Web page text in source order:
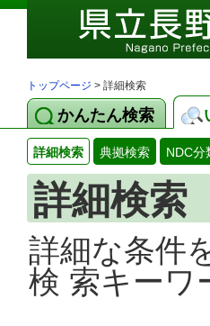
トップページ > 詳細検索
かんたん検索
詳細検索 典拠検索 NDC分
詳細検索
詳細な条件
検 索キーワ